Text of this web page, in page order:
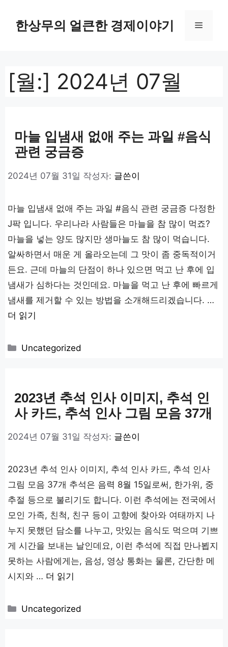
한상무의 얼큰한 경제이야기 메
[월:] 2024년 07월
마늘 입냄새 없애 주는 과일 #음식
관련 궁금증
2024년 07월 31일 작성자: 글쓴이
마늘 입냄새 없애 주는 과일 #음식 관련 궁금증 다정한
J팍 입니다. 우리나라 사람들은 마늘을 참 많이 먹죠?
마늘을 넣는 양도 많지만 생마늘도 참 많이 먹습니다.
알싸하면서 매운 게 올라오는데 그 맛이 좀 중독적이거
든요. 근데 마늘의 단점이 하나 있으면 먹고 난 후에 입
냄새가 심하다는 것인데요. 마늘을 먹고 난 후에 빠르게
냄새를 제거할 수 있는 방법을 소개해드리겠습니다. …
더 읽기
카
Uncategorized
2023년 추석 인사 이미지, 추석 인
사 카드, 추석 인사 그림 모음 37개
2024년 07월 31일 작성자: 글쓴이
2023년 추석 인사 이미지, 추석 인사 카드, 추석 인사
그림 모음 37개 추석은 음력 8월 15일로써, 한가위, 중
추절 등으로 불리기도 합니다. 이런 추석에는 전국에서
모인 가족, 친척, 친구 등이 고향에 찾아와 여태까지 나
누지 못했던 담소를 나누고, 맛있는 음식도 먹으며 기쁘
게 시간을 보내는 날인데요, 이런 추석에 직접 만나뵙지
못하는 사람에게는, 음성, 영상 통화는 물론, 간단한 메
시지와 … 더 읽기
카
Uncategorized